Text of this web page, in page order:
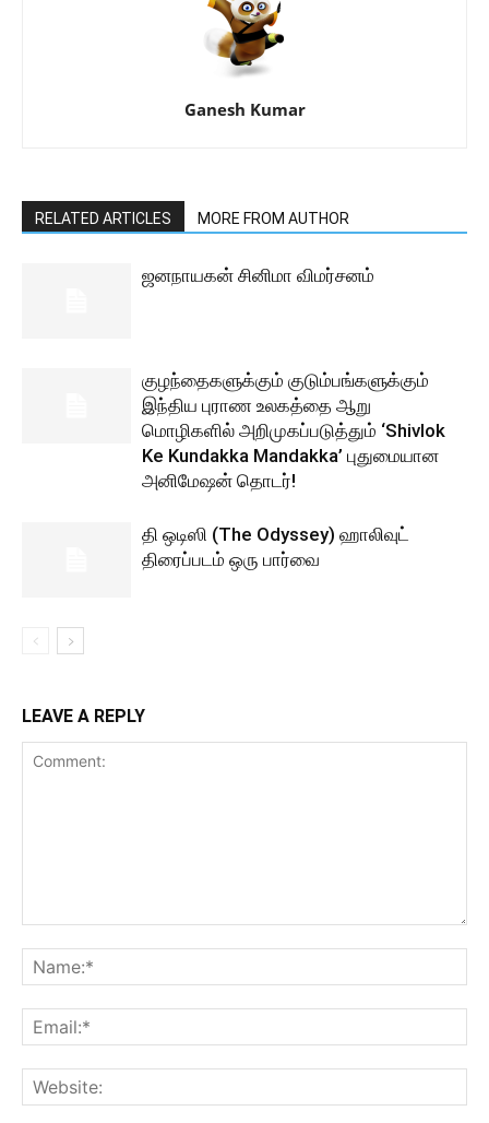
Ganesh Kumar
RELATED ARTICLES MORE FROM AUTHOR
ஜனநாயகன் சினிமா விமர்சனம்
குழந்தைகளுக்கும் குடும்பங்களுக்கும்
இந்திய புராண உலகத்தை ஆறு
மொழிகளில் அறிமுகப்படுத்தும் ‘Shivlok
Ke Kundakka Mandakka’ புதுமையான
அனிமேஷன் தொடர்!
தி ஒடிஸி (The Odyssey) ஹாலிவுட்
திரைப்படம் ஒரு பார்வை
LEAVE A REPLY